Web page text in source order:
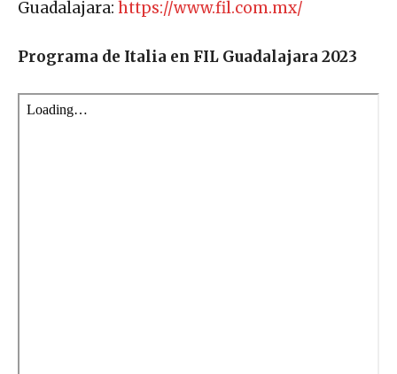
Guadalajara: https://www.fil.com.mx/
Programa de Italia en FIL Guadalajara 2023